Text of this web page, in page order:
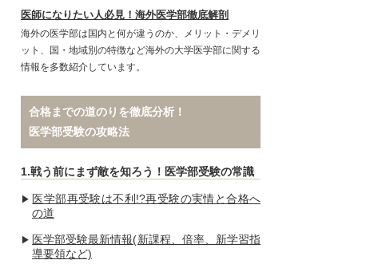
医師になりたい人必見！海外医学部徹底解剖
海外の医学部は国内と何が違うのか、メリット・デメリ
ット、国・地域別の特徴など海外の大学医学部に関する
情報を多数紹介しています。
合格までの道のりを徹底分析！
医学部受験の攻略法
1.戦う前にまず敵を知ろう！医学部受験の常識
医学部再受験は不利!?再受験の実情と合格へ
の道
医学部受験最新情報(新課程、倍率、新学習指
導要領など)